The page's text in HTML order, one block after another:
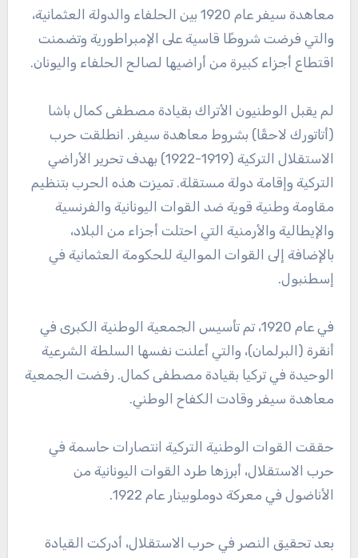
معاهدة سيفر عام 1920 بين الحلفاء والدولة العثمانية،
والتي فرضت شروطًا قاسية على الإمبراطورية وتضمنت
اقتطاع أجزاء كبيرة من أراضيها لصالح الحلفاء واليونان.
لم يقبل الوطنيون الأتراك بقيادة مصطفى كمال باشا
(أتاتورك لاحقًا) بشروط معاهدة سيفر. انطلقت حرب
الاستقلال التركية (1919-1922) بهدف تحرير الأراضي
التركية وإقامة دولة مستقلة. تميزت هذه الحرب بتنظيم
مقاومة وطنية قوية ضد القوات اليونانية والفرنسية
والإيطالية والأرمنية التي احتلت أجزاء من البلاد،
بالإضافة إلى القوات الموالية للحكومة العثمانية في
إسطنبول.
في عام 1920، تم تأسيس الجمعية الوطنية الكبرى في
أنقرة (البرلمان)، والتي أعلنت نفسها السلطة الشرعية
الوحيدة في تركيا بقيادة مصطفى كمال. رفضت الجمعية
معاهدة سيفر وقادت الكفاح الوطني.
حققت القوات الوطنية التركية انتصارات حاسمة في
حرب الاستقلال، أبرزها طرد القوات اليونانية من
الأناضول في معركة دوملوبينار عام 1922.
بعد تحقيق النصر في حرب الاستقلال، أدركت القيادة